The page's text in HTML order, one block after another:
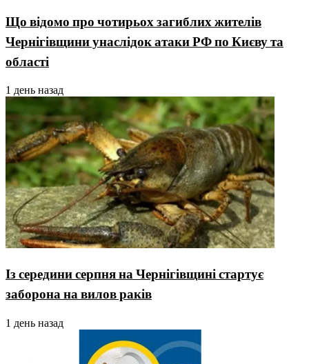
Що відомо про чотирьох загиблих жителів
Чернігівщини унаслідок атаки РФ по Києву та
області
1 день назад
Із середини серпня на Чернігівщині стартує
заборона на вилов раків
1 день назад